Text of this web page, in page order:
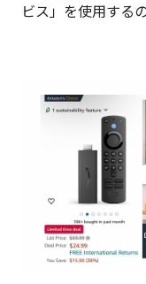
ビス」を使用する